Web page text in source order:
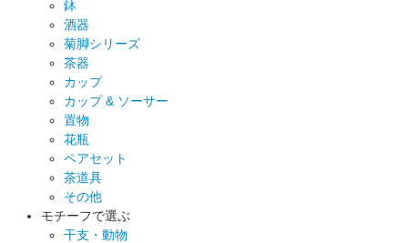
鉢
酒器
菊脚シリーズ
茶器
カップ
カップ & ソーサー
置物
花瓶
ペアセット
茶道具
その他
モチーフで選ぶ
干支・動物